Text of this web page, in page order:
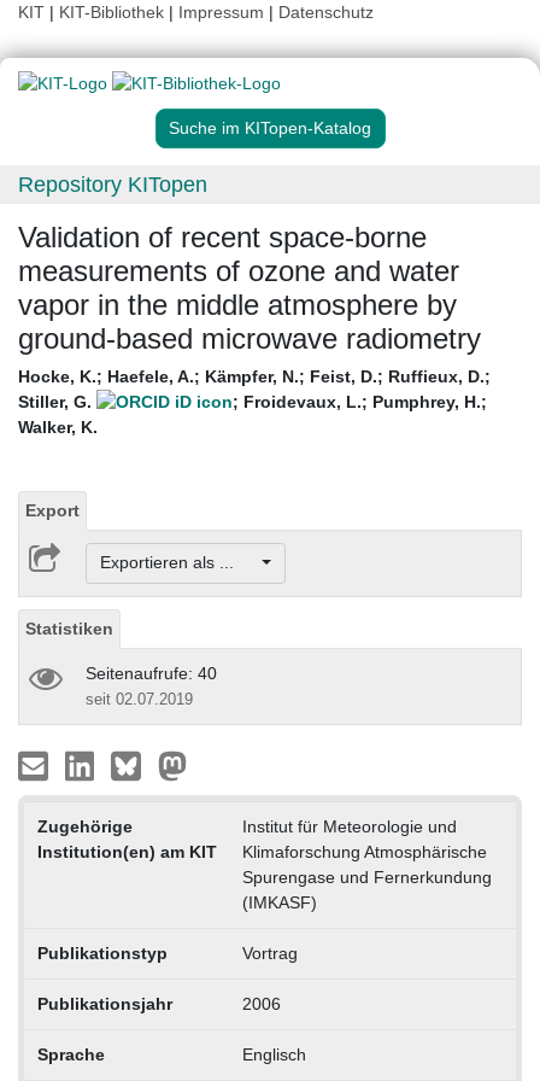
KIT | KIT-Bibliothek | Impressum | Datenschutz
Suche im KITopen-Katalog
Repository KITopen
Validation of recent space-borne
measurements of ozone and water
vapor in the middle atmosphere by
ground-based microwave radiometry
Hocke, K.; Haefele, A.; Kämpfer, N.; Feist, D.; Ruffieux, D.;
Stiller, G.
; Froidevaux, L.; Pumphrey, H.;
Walker, K.
Export
Exportieren als ...
Statistiken
Seitenaufrufe: 40
seit 02.07.2019
Zugehörige
Institution(en) am KIT
Institut für Meteorologie und
Klimaforschung Atmosphärische
Spurengase und Fernerkundung
(IMKASF)
Publikationstyp Vortrag
Publikationsjahr 2006
Sprache Englisch